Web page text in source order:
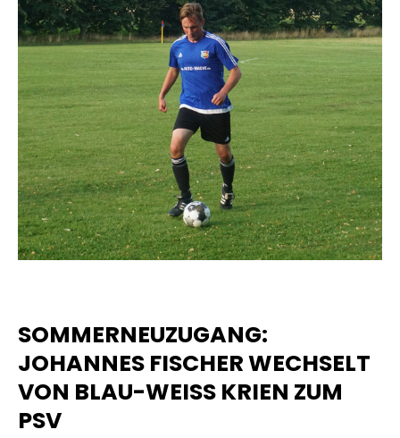
SOMMERNEUZUGANG:
JOHANNES FISCHER WECHSELT
VON BLAU-WEISS KRIEN ZUM P
SV